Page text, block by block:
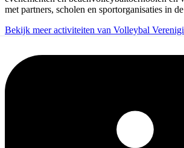
met partners, scholen en sportorganisaties in
Bekijk meer activiteiten van Volleybal